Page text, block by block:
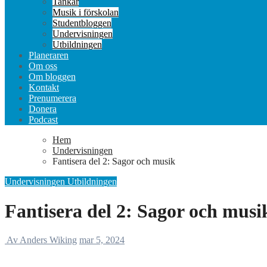
Musik i förskolan
Studentbloggen
Undervisningen
Utbildningen
Planeraren
Om oss
Om bloggen
Kontakt
Prenumerera
Donera
Podcast
Hem
Undervisningen
Fantisera del 2: Sagor och musik
Undervisningen Utbildningen
Fantisera del 2: Sagor och
Av Anders Wiking mar 5, 2024